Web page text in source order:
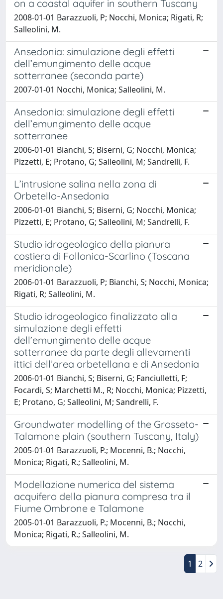
on a coastal aquifer in southern Tuscany
2008-01-01 Barazzuoli, P; Nocchi, Monica; Rigati, R;
Salleolini, M.
Ansedonia: simulazione degli effetti
dell’emungimento delle acque
sotterranee (seconda parte)
2007-01-01 Nocchi, Monica; Salleolini, M.
Ansedonia: simulazione degli effetti
dell’emungimento delle acque
sotterranee
2006-01-01 Bianchi, S; Biserni, G; Nocchi, Monica;
Pizzetti, E; Protano, G; Salleolini, M; Sandrelli, F.
L’intrusione salina nella zona di
Orbetello-Ansedonia
2006-01-01 Bianchi, S; Biserni, G; Nocchi, Monica;
Pizzetti, E; Protano, G; Salleolini, M; Sandrelli, F.
Studio idrogeologico della pianura
costiera di Follonica-Scarlino (Toscana
meridionale)
2006-01-01 Barazzuoli, P; Bianchi, S; Nocchi, Monica;
Rigati, R; Salleolini, M.
Studio idrogeologico finalizzato alla
simulazione degli effetti
dell’emungimento delle acque
sotterranee da parte degli allevamenti
ittici dell’area orbetellana e di Ansedonia
2006-01-01 Bianchi, S; Biserni, G; Fanciulletti, F;
Focardi, S; Marchetti M., R; Nocchi, Monica; Pizzetti,
E; Protano, G; Salleolini, M; Sandrelli, F.
Groundwater modelling of the Grosseto-
Talamone plain (southern Tuscany, Italy)
2005-01-01 Barazzuoli, P.; Mocenni, B.; Nocchi,
Monica; Rigati, R.; Salleolini, M.
Modellazione numerica del sistema
acquifero della pianura compresa tra il
Fiume Ombrone e Talamone
2005-01-01 Barazzuoli, P.; Mocenni, B.; Nocchi,
Monica; Rigati, R.; Salleolini, M.
1 2